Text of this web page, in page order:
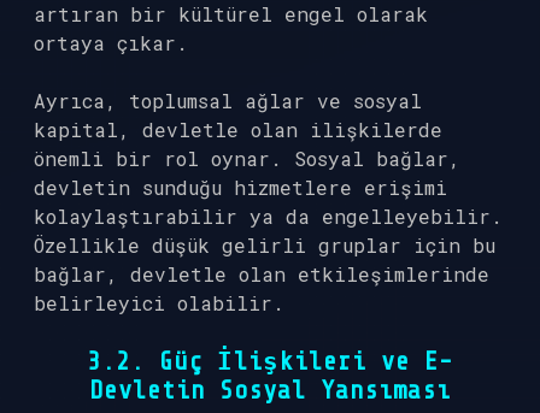
artıran bir kültürel engel olarak
ortaya çıkar.
Ayrıca, toplumsal ağlar ve sosyal
kapital, devletle olan ilişkilerde
önemli bir rol oynar. Sosyal bağlar,
devletin sunduğu hizmetlere erişimi
kolaylaştırabilir ya da engelleyebilir.
Özellikle düşük gelirli gruplar için bu
bağlar, devletle olan etkileşimlerinde
belirleyici olabilir.
3.2. Güç İlişkileri ve E-
Devletin Sosyal Yansıması